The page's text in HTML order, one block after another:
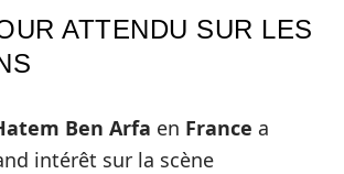
ATTENDU SUR LES
Ben Arfa en France a
intérêt sur la scène